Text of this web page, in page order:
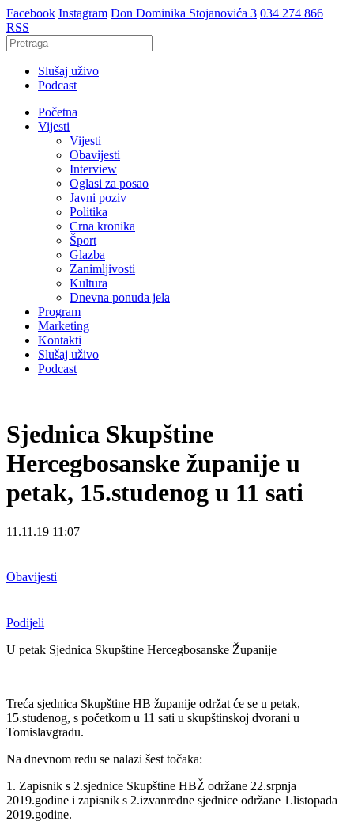
Facebook Instagram Don Dominika Stojanovića 3 034 274 866
RSS
Slušaj uživo
Podcast
Početna
Vijesti
Vijesti
Obavijesti
Interview
Oglasi za posao
Javni poziv
Politika
Crna kronika
Šport
Glazba
Zanimljivosti
Kultura
Dnevna ponuda jela
Program
Marketing
Kontakti
Slušaj uživo
Podcast
Sjednica Skupštine
Hercegbosanske županije u
petak, 15.studenog u 11 sati
11.11.19 11:07
Obavijesti
Podijeli
U petak Sjednica Skupštine Hercegbosanske Županije
Treća sjednica Skupštine HB županije održat će se u petak,
15.studenog, s početkom u 11 sati u skupštinskoj dvorani u
Tomislavgradu.
Na dnevnom redu se nalazi šest točaka:
1. Zapisnik s 2.sjednice Skupštine HBŽ održane 22.srpnja
2019.godine i zapisnik s 2.izvanredne sjednice održane 1.listopada
2019.godine.